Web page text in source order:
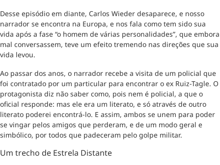
Desse episódio em diante, Carlos Wieder desaparece, e nosso
narrador se encontra na Europa, e nos fala como tem sido sua
vida após a fase “o homem de várias personalidades”, que embora
mal conversassem, teve um efeito tremendo nas direções que sua
vida levou.
Ao passar dos anos, o narrador recebe a visita de um policial que
foi contratado por um particular para encontrar o ex Ruiz-Tagle. O
protagonista diz não saber como, pois nem é policial, a que o
oficial responde: mas ele era um literato, e só através de outro
literato poderei encontrá-lo. E assim, ambos se unem para poder
se vingar pelos amigos que perderam, e de um modo geral e
simbólico, por todos que padeceram pelo golpe militar.
Um trecho de Estrela Distante